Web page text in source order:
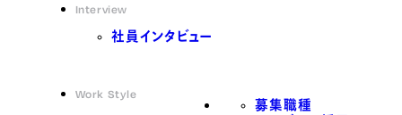
Interview
社員インタビュー
Work Style
募集職種